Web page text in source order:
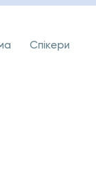
Спікери